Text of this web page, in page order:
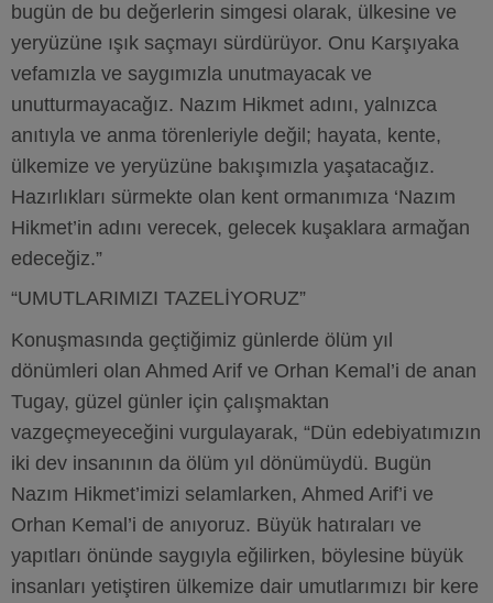
bugün de bu değerlerin simgesi olarak, ülkesine ve
yeryüzüne ışık saçmayı sürdürüyor. Onu Karşıyaka
vefamızla ve saygımızla unutmayacak ve
unutturmayacağız. Nazım Hikmet adını, yalnızca
anıtıyla ve anma törenleriyle değil; hayata, kente,
ülkemize ve yeryüzüne bakışımızla yaşatacağız.
Hazırlıkları sürmekte olan kent ormanımıza ‘Nazım
Hikmet’in adını verecek, gelecek kuşaklara armağan
edeceğiz.”
“UMUTLARIMIZI TAZELİYORUZ”
Konuşmasında geçtiğimiz günlerde ölüm yıl
dönümleri olan Ahmed Arif ve Orhan Kemal’i de anan
Tugay, güzel günler için çalışmaktan
vazgeçmeyeceğini vurgulayarak, “Dün edebiyatımızın
iki dev insanının da ölüm yıl dönümüydü. Bugün
Nazım Hikmet’imizi selamlarken, Ahmed Arif’i ve
Orhan Kemal’i de anıyoruz. Büyük hatıraları ve
yapıtları önünde saygıyla eğilirken, böylesine büyük
insanları yetiştiren ülkemize dair umutlarımızı bir kere